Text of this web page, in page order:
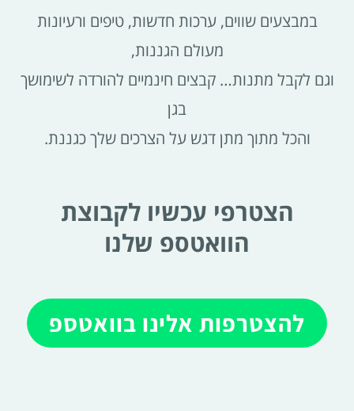
במבצעים שווים, ערכות חדשות, טיפים ורעיונות
מעולם הגננות,
וגם לקבל מתנות… קבצים חינמיים להורדה לשימושך
בגן
והכל מתוך מתן דגש על הצרכים שלך כגננת.
הצטרפי עכשיו לקבוצת
הוואטספ שלנו
להצטרפות אלינו בוואטספ